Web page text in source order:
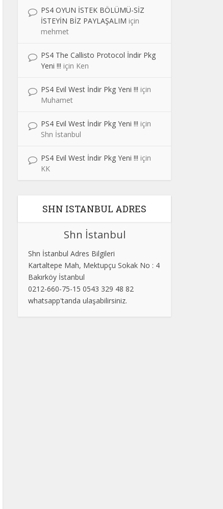
PS4 OYUN İSTEK BÖLÜMÜ-SİZ
İSTEYİN BİZ PAYLAŞALIM için
mehmet
PS4 The Callisto Protocol İndir Pkg
Yeni !!! için Ken
PS4 Evil West İndir Pkg Yeni !!! için
Muhamet
PS4 Evil West İndir Pkg Yeni !!! için
Shn İstanbul
PS4 Evil West İndir Pkg Yeni !!! için
KK
SHN ISTANBUL ADRES
Shn İstanbul
Shn İstanbul Adres Bilgileri
Kartaltepe Mah, Mektupçu Sokak No : 4
Bakırköy İstanbul
0212-660-75-15 0543 329 48 82
whatsapp'tanda ulaşabilirsiniz.